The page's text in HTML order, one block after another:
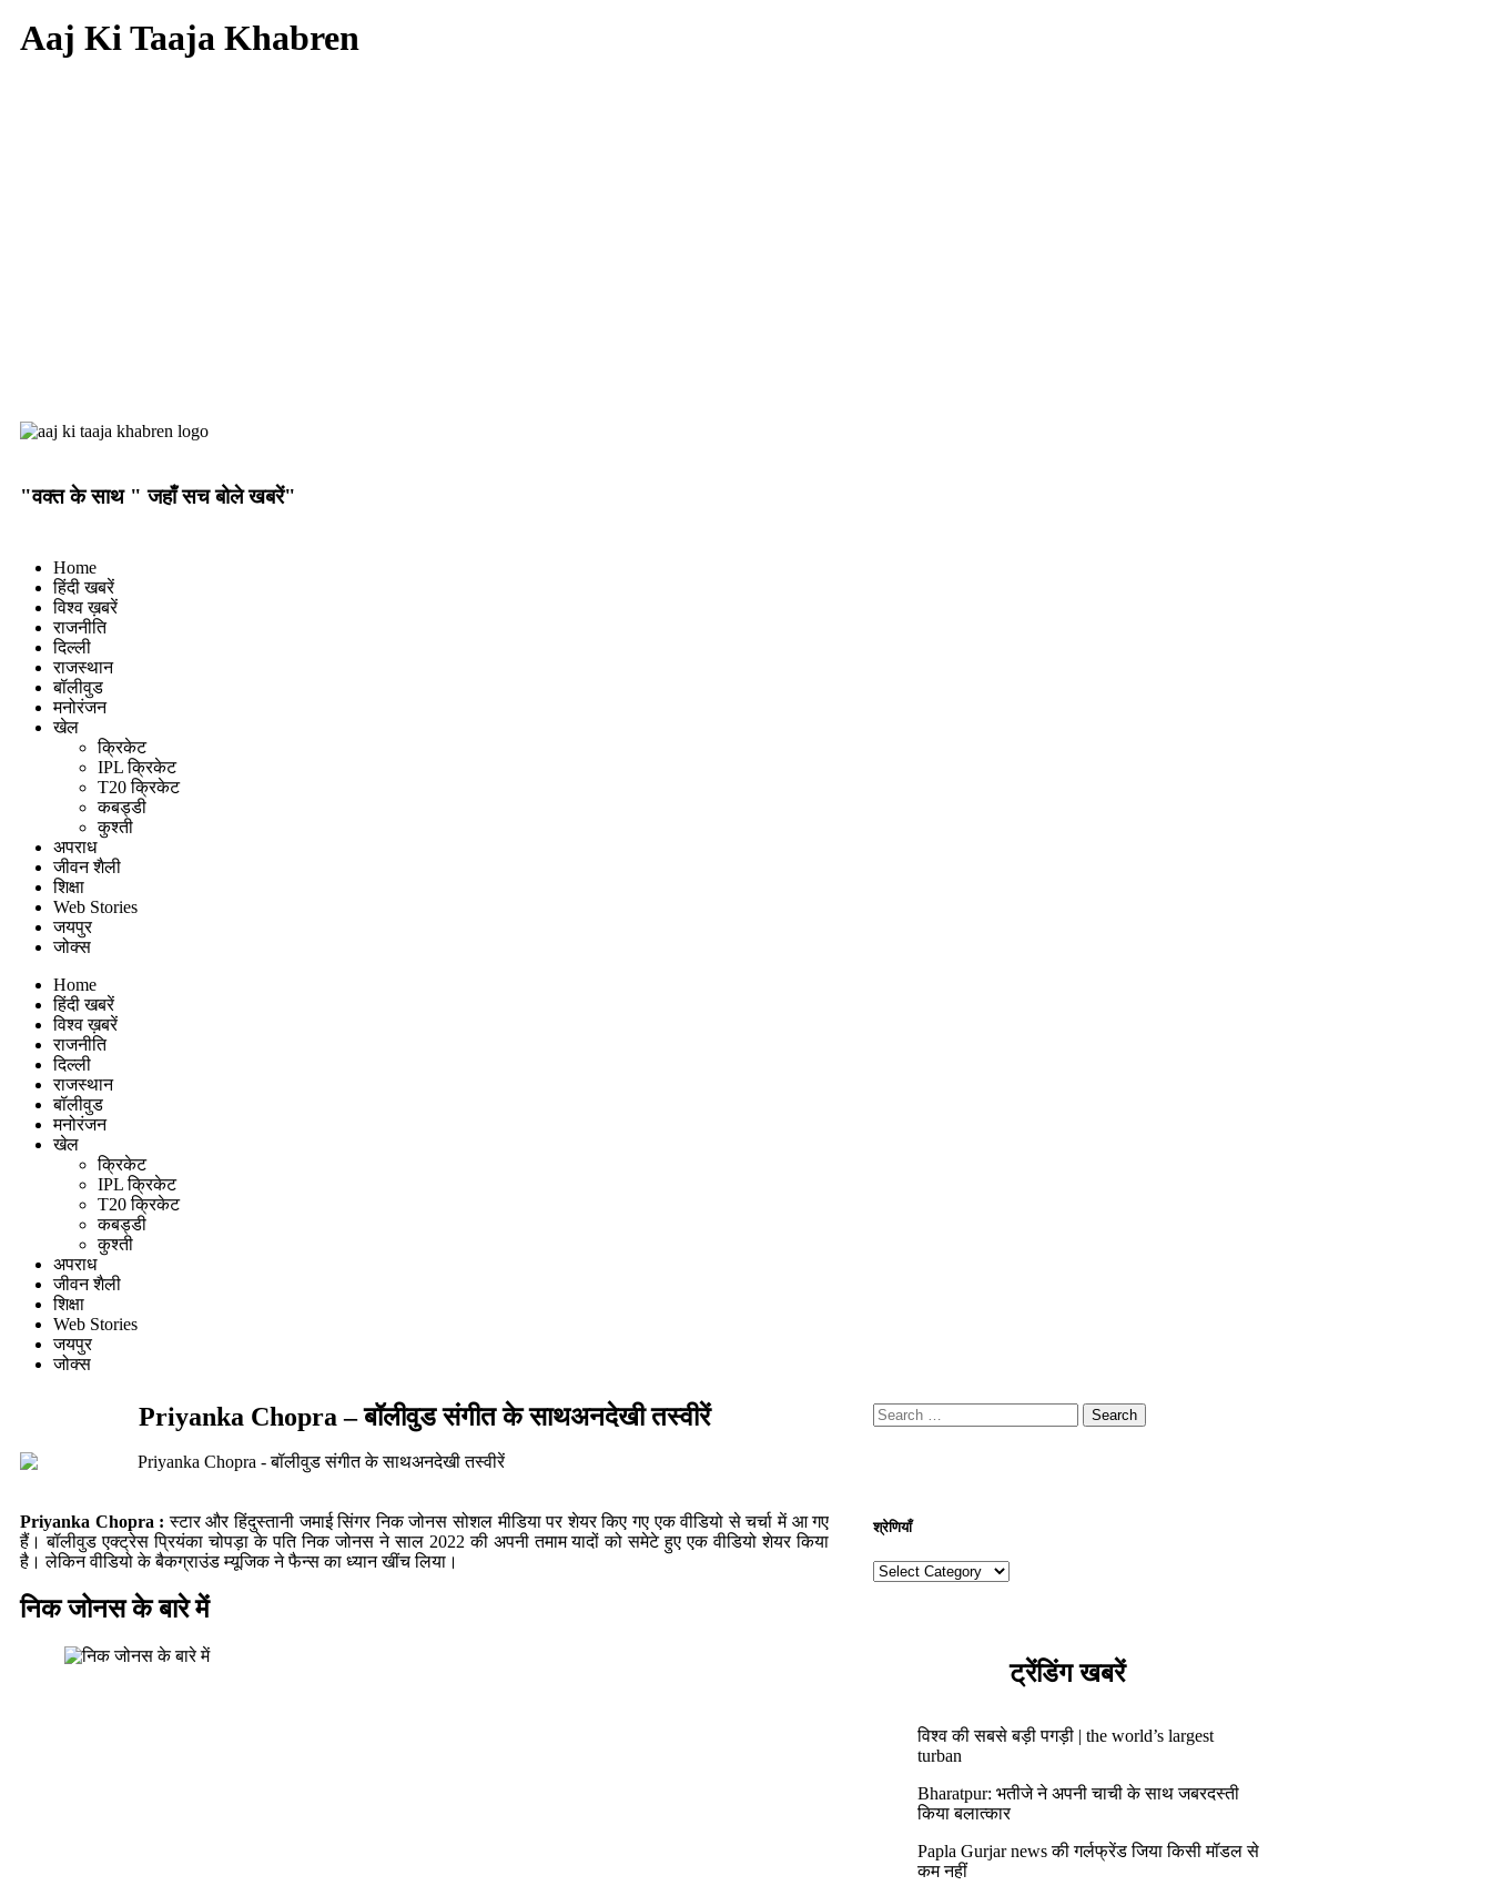
Aaj Ki Taaja Khabren
"वक्त के साथ " जहाँ सच बोले खबरें"
Home
हिंदी खबरें
विश्व ख़बरें
राजनीति
दिल्ली
राजस्थान
बॉलीवुड
मनोरंजन
खेल
क्रिकेट
IPL क्रिकेट
T20 क्रिकेट
कबड्डी
कुश्ती
अपराध
जीवन शैली
शिक्षा
Web Stories
जयपुर
जोक्स
Home
हिंदी खबरें
विश्व ख़बरें
राजनीति
दिल्ली
राजस्थान
बॉलीवुड
मनोरंजन
खेल
क्रिकेट
IPL क्रिकेट
T20 क्रिकेट
कबड्डी
कुश्ती
अपराध
जीवन शैली
शिक्षा
Web Stories
जयपुर
जोक्स
Priyanka Chopra – बॉलीवुड संगीत के साथअनदेखी तस्वीरें
Priyanka Chopra : स्टार और हिंदुस्तानी जमाई सिंगर निक जोनस सोशल मीडिया पर शेयर किए गए एक वीडियो से चर्चा में आ गए
हैं। बॉलीवुड एक्ट्रेस प्रियंका चोपड़ा के पति निक जोनस ने साल 2022 की अपनी तमाम यादों को समेटे हुए एक वीडियो शेयर किया
है। लेकिन वीडियो के बैकग्राउंड म्यूजिक ने फैन्स का ध्यान खींच लिया।
निक जोनस के बारे में
श्रेणियाँ​​
ट्रेंडिंग खबरें
विश्व की सबसे बड़ी पगड़ी | the world’s largest
turban
Bharatpur: भतीजे ने अपनी चाची के साथ जबरदस्ती
किया बलात्कार
Papla Gurjar news की गर्लफ्रेंड जिया किसी मॉडल से
कम नहीं